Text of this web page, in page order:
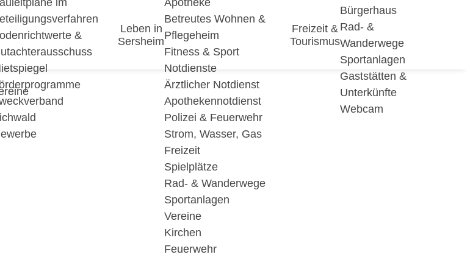
&
Leben in
Sersheim
Betreutes Wohnen &
Pflegeheim
Fitness & Sport
Notdienste
Ärztlicher Notdienst
Apothekennotdienst
Polizei & Feuerwehr
Strom, Wasser, Gas
Freizeit
Spielplätze
Rad- & Wanderwege
Sportanlagen
Vereine
Kirchen
Feuerwehr
Freizeit &
Tourismus
Bürgerhaus
Rad- &
Wanderwege
Sportanlagen
Gaststätten &
Unterkünfte
Webcam